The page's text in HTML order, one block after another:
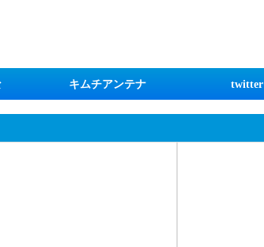
キムチアンテナ twitter